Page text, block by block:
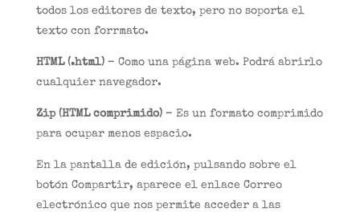
todos los editores de texto, pero no soporta el
texto con forrmato.
HTML (.html)– Como una página web. Podrá abrirlo
cualquier navegador.
Zip (HTML comprimido)– Es un formato comprimido
para ocupar menos espacio.
En la pantalla de edición, pulsando sobre el
botón Compartir, aparece el enlace Correo
electrónico que nos permite acceder a las